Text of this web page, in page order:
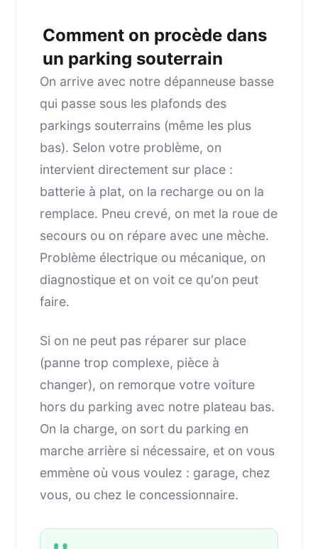
Comment on procède dans
un parking souterrain
On arrive avec notre dépanneuse basse
qui passe sous les plafonds des
parkings souterrains (même les plus
bas). Selon votre problème, on
intervient directement sur place :
batterie à plat, on la recharge ou on la
remplace. Pneu crevé, on met la roue de
secours ou on répare avec une mèche.
Problème électrique ou mécanique, on
diagnostique et on voit ce qu'on peut
faire.
Si on ne peut pas réparer sur place
(panne trop complexe, pièce à
changer), on remorque votre voiture
hors du parking avec notre plateau bas.
On la charge, on sort du parking en
marche arrière si nécessaire, et on vous
emmène où vous voulez : garage, chez
vous, ou chez le concessionnaire.